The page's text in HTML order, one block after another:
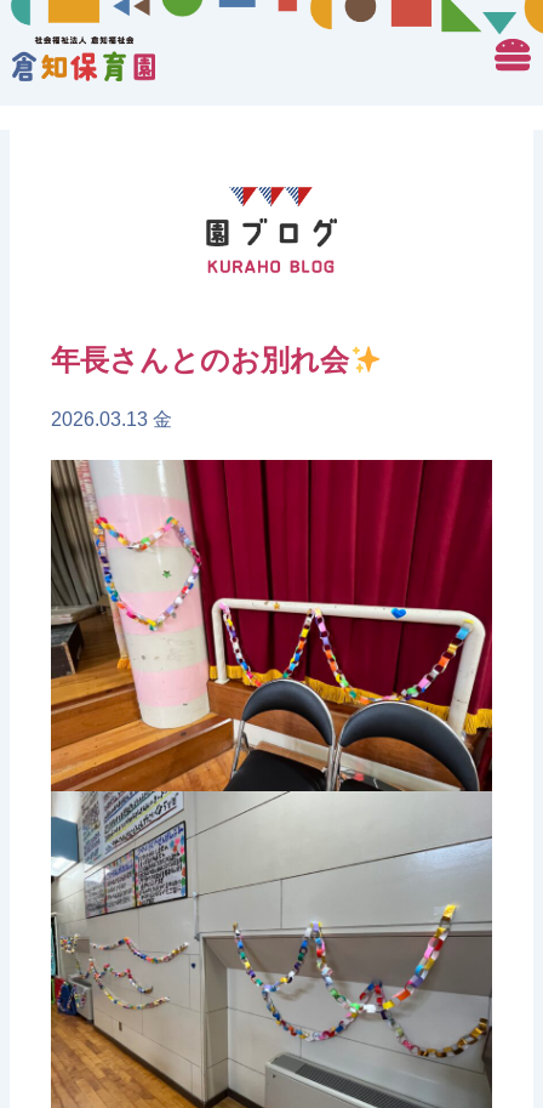
年長さんとのお別れ会
2026.03.13 金